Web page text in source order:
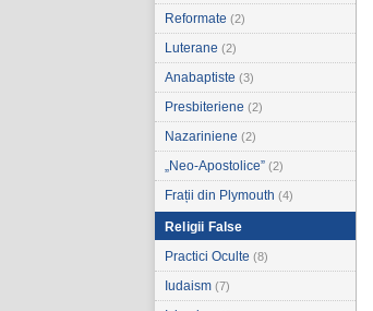
Reformate (2)
Luterane (2)
Anabaptiste (3)
Presbiteriene (2)
Nazariniene (2)
„Neo-Apostolice” (2)
Frații din Plymouth (4)
Religii False
Practici Oculte (8)
Iudaism (7)